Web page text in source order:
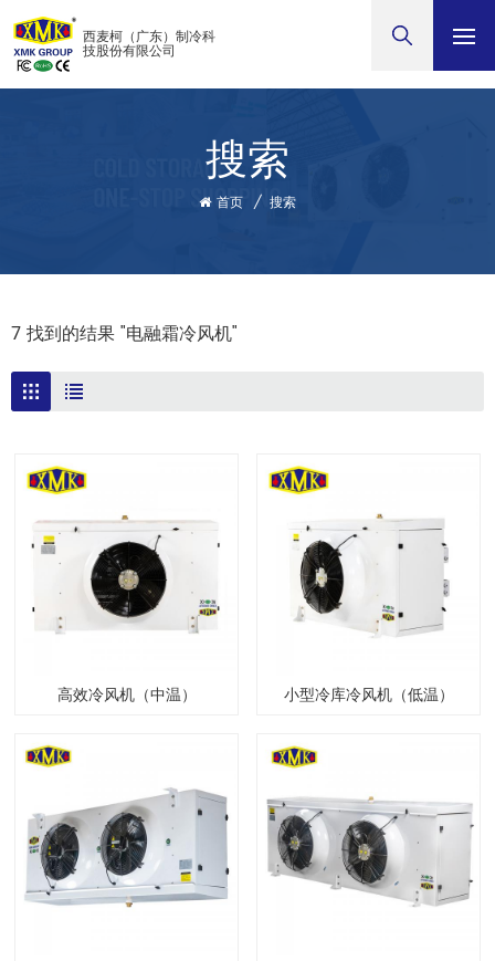
西麦柯（广东）制冷科
技股份有限公司
搜索
首页 / 搜索
7 找到的结果 "电融霜冷风机"
高效冷风机（中温） 小型冷库冷风机（低温）